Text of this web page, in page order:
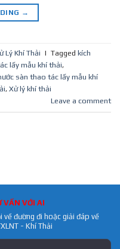
→
Lý Khí Thải | Tagged kích
lấy mẫu khí thải,
sàn thao tác lấy mẫu khí
, Xử lý khí thải
Leave a comment
VẤN VỚI AI
về đường đi hoặc giải đáp về
- Khí Thải